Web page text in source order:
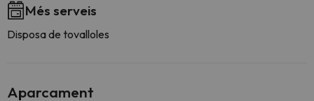
Més serveis
Disposa de tovalloles
Aparcament